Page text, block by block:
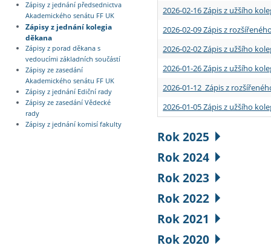
Zápisy z jednání předsednictva
Akademického senátu FF UK
Zápisy z jednání kolegia
děkana
Zápisy z porad děkana s
vedoucími základních součástí
Zápisy ze zasedání
Akademického senátu FF UK
Zápisy z jednání Ediční rady
Zápisy ze zasedání Vědecké
rady
Zápisy z jednání komisí fakulty
2026-02-16 Zápis z užšího
2026-02-09 Zápis z
2026-02-02 Zápis z užšího
2026-01-26 Zápis z užšího
2026-01-12 Zápis z
2026-01-05 Zápis z užšího
Rok 2025
Rok 2024
Rok 2023
Rok 2022
Rok 2021
Rok 2020